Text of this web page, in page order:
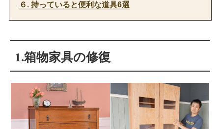
６. 持っていると便利な道具6選
1.箱物家具の修復